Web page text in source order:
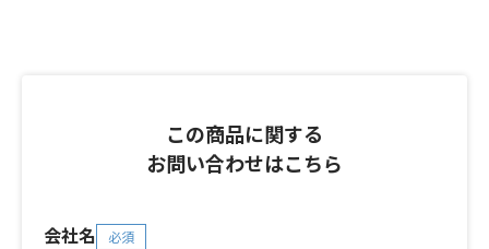
この商品に関する
お問い合わせはこちら
会社名 必須